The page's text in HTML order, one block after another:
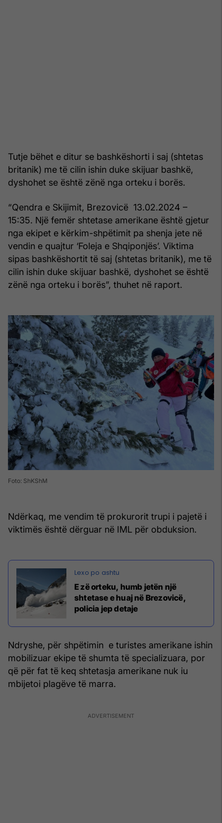
Tutje bëhet e ditur se bashkëshorti i saj (shtetas
britanik) me të cilin ishin duke skijuar bashkë,
dyshohet se është zënë nga orteku i borës.
“Qendra e Skijimit, Brezovicë 13.02.2024 –
15:35. Një femër shtetase amerikane është gjetur
nga ekipet e kërkim-shpëtimit pa shenja jete në
vendin e quajtur ‘Foleja e Shqiponjës’. Viktima
sipas bashkëshortit të saj (shtetas britanik), me të
cilin ishin duke skijuar bashkë, dyshohet se është
zënë nga orteku i borës”, thuhet në raport.
Foto: ShKShM
Ndërkaq, me vendim të prokurorit trupi i pajetë i
viktimës është dërguar në IML për obduksion.
E zë orteku, humb jetën një
shtetase e huaj në Brezovicë,
policia jep detaje
Ndryshe, për shpëtimin e turistes amerikane ishin
mobilizuar ekipe të shumta të specializuara, por
që për fat të keq shtetasja amerikane nuk iu
mbijetoi plagëve të marra.